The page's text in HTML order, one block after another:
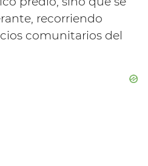
recorriendo
comunitarios del